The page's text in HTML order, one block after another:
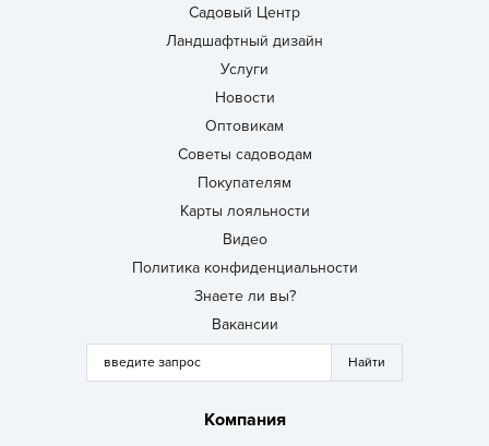
Садовый Центр
Ландшафтный дизайн
Услуги
Новости
Оптовикам
Советы садоводам
Покупателям
Карты лояльности
Видео
Политика конфиденциальности
Знаете ли вы?
Вакансии
Компания